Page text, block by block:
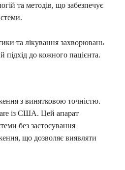
та методів, що забезпечує
та лікування захворювань
підхід до кожного пацієнта.
з винятковою точністю.
із США. Цей апарат
без застосування
що дозволяє виявляти